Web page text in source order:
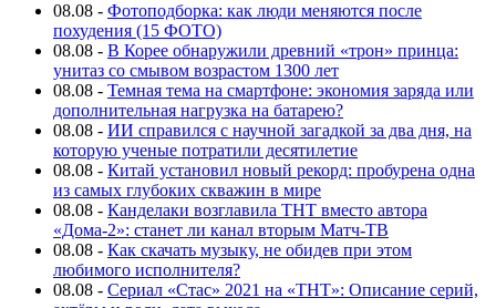
08.08 - Фотоподборка: как люди меняются после
похудения (15 ФОТО)
08.08 - В Корее обнаружили древний «трон» принца:
унитаз со смывом возрастом 1300 лет
08.08 - Темная тема на смартфоне: экономия заряда или
дополнительная нагрузка на батарею?
08.08 - ИИ справился с научной загадкой за два дня, на
которую ученые потратили десятилетие
08.08 - Китай установил новый рекорд: пробурена одна
из самых глубоких скважин в мире
08.08 - Канделаки возглавила ТНТ вместо автора
«Дома-2»: станет ли канал вторым Матч-ТВ
08.08 - Как скачать музыку, не обидев при этом
любимого исполнителя?
08.08 - Сериал «Стас» 2021 на «ТНТ»: Описание серий,